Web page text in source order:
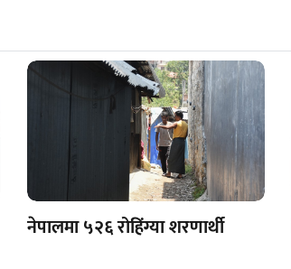
नेपालमा ५२६ रोहिंग्या शरणार्थी